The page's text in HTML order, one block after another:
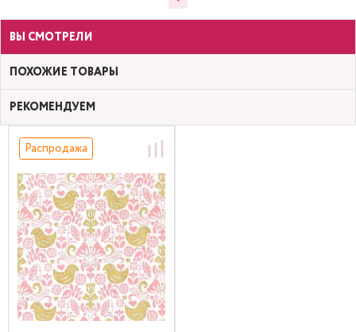
ВЫ СМОТРЕЛИ
ПОХОЖИЕ ТОВАРЫ
РЕКОМЕНДУЕМ
Распродажа